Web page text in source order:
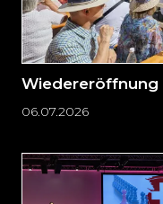
Wiedereröffnung
06.07.2026